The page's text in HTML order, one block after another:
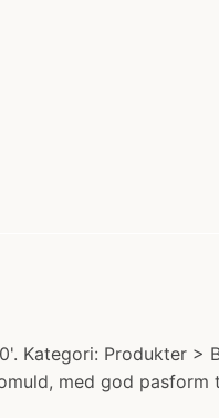
Kategori:
med god